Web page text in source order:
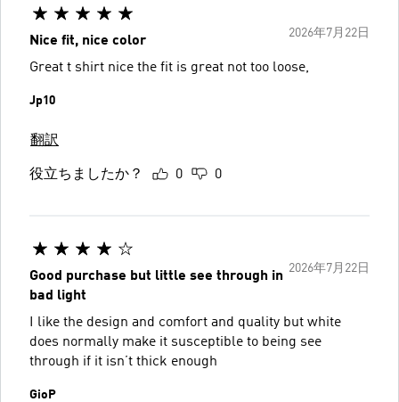
2026年7月22日
Nice fit, nice color
Great t shirt nice the fit is great not too loose,
Jp10
翻訳
役立ちましたか？ 0 0
2026年7月22日
Good purchase but little see through in
bad light
I like the design and comfort and quality but white
does normally make it susceptible to being see
through if it isn’t thick enough
GioP